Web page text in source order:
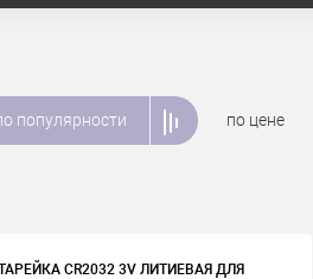
популярности по цене
CR2032 3V ЛИТИЕВАЯ ДЛЯ